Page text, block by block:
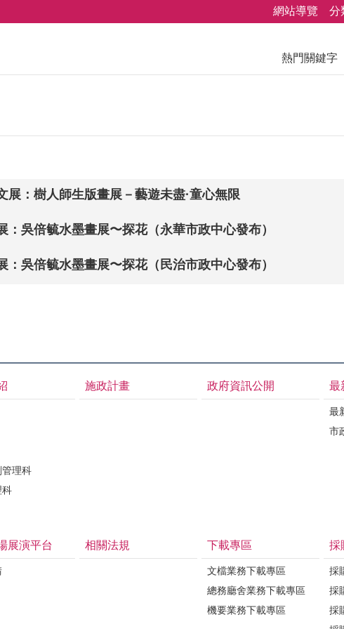
網站導覽 分
熱門關鍵字
展：樹人師生版畫展－藝遊未盡·童心無限
吳倍毓水墨畫展〜探花（永華市政中心發布）
吳倍毓水墨畫展〜探花（民治市政中心發布）
理科
科
施政計畫 政府資訊公開 最
最
市
展演平台 相關法規 下載專區
文檔業務下載專區
總務廳舍業務下載專區
機要業務下載專區
採
採
採
採